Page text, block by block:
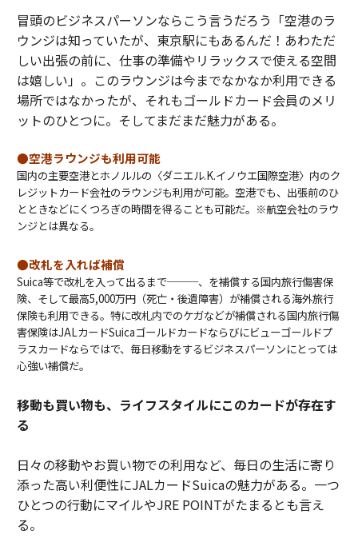
冒頭のビジネスパーソンならこう言うだろう「空港のラ
ウンジは知っていたが、東京駅にもあるんだ！あわただ
しい出張の前に、仕事の準備やリラックスで使える空間
は嬉しい」。このラウンジは今までなかなか利用できる
場所ではなかったが、それもゴールドカード会員のメリ
ットのひとつに。そしてまだまだ魅力がある。
●空港ラウンジも利用可能
国内の主要空港とホノルルの〈ダニエル.K.イノウエ国際空港〉内のク
レジットカード会社のラウンジも利用が可能。空港でも、出張前のひ
とときなどにくつろぎの時間を得ることも可能だ。※航空会社のラウ
ンジとは異なる。
●改札を入れば補償
Suica等で改札を入って出るまで───、を補償する国内旅行傷害保
険、そして最高5,000万円（死亡・後遺障害）が補償される海外旅行
保険も利用できる。特に改札内でのケガなどが補償される国内旅行傷
害保険はJALカードSuicaゴールドカードならびにビューゴールドプ
ラスカードならではで、毎日移動をするビジネスパーソンにとっては
心強い補償だ。
移動も買い物も、ライフスタイルにこのカードが存在す
る
日々の移動やお買い物での利用など、毎日の生活に寄り
添った高い利便性にJALカードSuicaの魅力がある。一つ
ひとつの行動にマイルやJRE POINTがたまるとも言え
る。